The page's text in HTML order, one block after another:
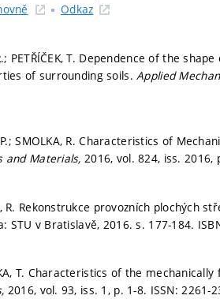
Odkaz
R.; PETŘÍČEK, T. Dependence of the
of surrounding soils.Applied
P.; SMOLKA, R. Characteristics of
and Materials,2016, vol. 824, iss. 2016,
R. Rekonstrukce provozních plochých
STU v Bratislavě, 2016.s. 177-184.
T. Characteristics of the
2016, vol. 93, iss. 1, p. 1-8. ISSN: 2261-